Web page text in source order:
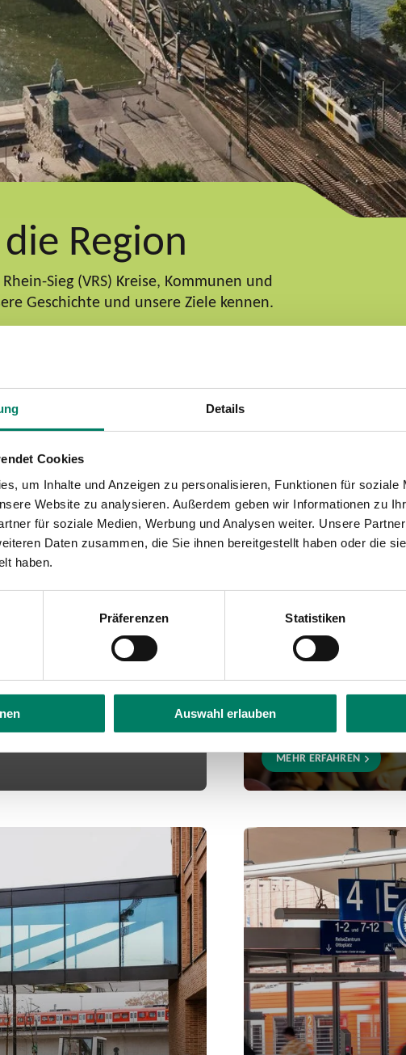
Details
Cookies
um Inhalte und Anzeigen zu personalisieren, Funktionen für soziale
Website zu analysieren. Außerdem geben wir Informationen zu
für soziale Medien, Werbung und Analysen weiter. Unsere
Daten zusammen, die Sie ihnen bereitgestellt haben oder die
haben.
Präferenzen Statistiken
Auswahl erlauben
Region
Sieg (VRS) Kreise, Kommunen und
Geschichte und unsere Ziele kennen.
die den
an ein bis drei Tagen
Die
Mehr als 35 Jahre VRS
Strecken im
kannst Du ihre Stationen
MEHR ERFAHREN